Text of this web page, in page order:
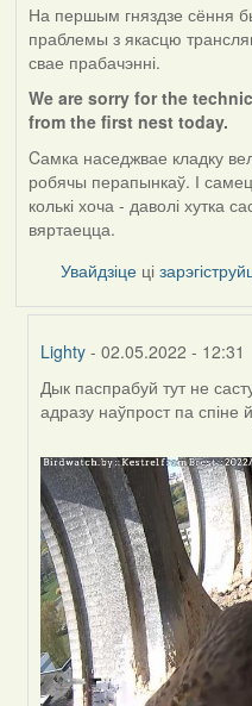
На першым гняздзе сёння
праблемы з якасцю
свае прабачэнні.
We are sorry for the
from the first nest today.
Cамка наседжвае кладку
робячы перапынкаў. І
колькі хоча - даволі хутка
вяртаецца.
Увайдзіце ці
Lighty - 02.05.2022 - 12:31
In
reply
by
Harrier
Дык паспрабуй тут не
адразу наўпрост па спіне